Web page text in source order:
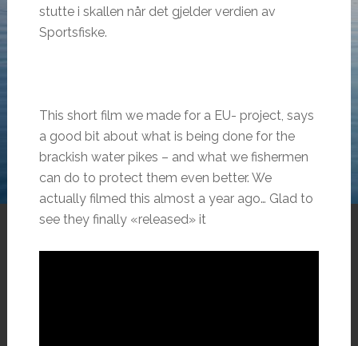
stutte i skallen når det gjelder verdien av
Sportsfiske.
This short film we made for a EU- project, says
a good bit about what is being done for the
brackish water pikes – and what we fishermen
can do to protect them even better. We
actually filmed this almost a year ago… Glad to
see they finally «released» it